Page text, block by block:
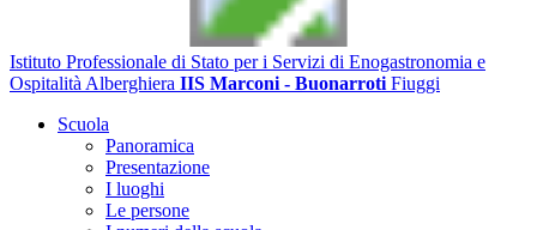
Istituto Professionale di Stato per i Servizi di Enogastronomia e
Ospitalità Alberghiera IIS Marconi - Buonarroti Fiuggi
Scuola
Panoramica
Presentazione
I luoghi
Le persone